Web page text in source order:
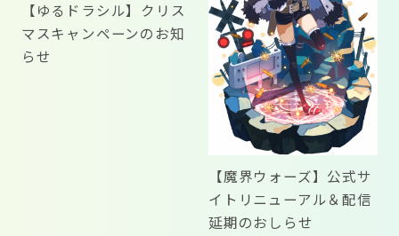
【ゆるドラシル】クリス
マスキャンペーンのお知
らせ
【魔界ウォーズ】公式サ
イトリニューアル＆配信
延期のおしらせ